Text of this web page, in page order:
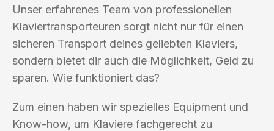
Unser erfahrenes Team von professionellen
Klaviertransporteuren sorgt nicht nur für einen
sicheren Transport deines geliebten Klaviers,
sondern bietet dir auch die Möglichkeit, Geld zu
sparen. Wie funktioniert das?
Zum einen haben wir spezielles Equipment und
Know-how, um Klaviere fachgerecht zu